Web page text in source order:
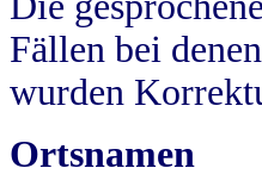
Fällen bei
wurden
Ortsnamen